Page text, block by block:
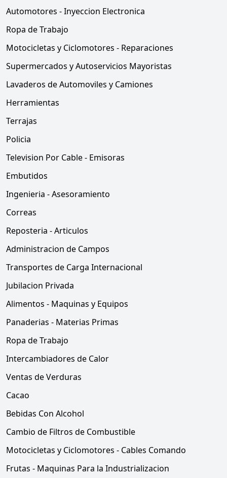
Automotores - Inyeccion Electronica
Ropa de Trabajo
Motocicletas y Ciclomotores - Reparaciones
Supermercados y Autoservicios Mayoristas
Lavaderos de Automoviles y Camiones
Herramientas
Terrajas
Policia
Television Por Cable - Emisoras
Embutidos
Ingenieria - Asesoramiento
Correas
Reposteria - Articulos
Administracion de Campos
Transportes de Carga Internacional
Jubilacion Privada
Alimentos - Maquinas y Equipos
Panaderias - Materias Primas
Ropa de Trabajo
Intercambiadores de Calor
Ventas de Verduras
Cacao
Bebidas Con Alcohol
Cambio de Filtros de Combustible
Motocicletas y Ciclomotores - Cables Comando
Frutas - Maquinas Para la Industrializacion